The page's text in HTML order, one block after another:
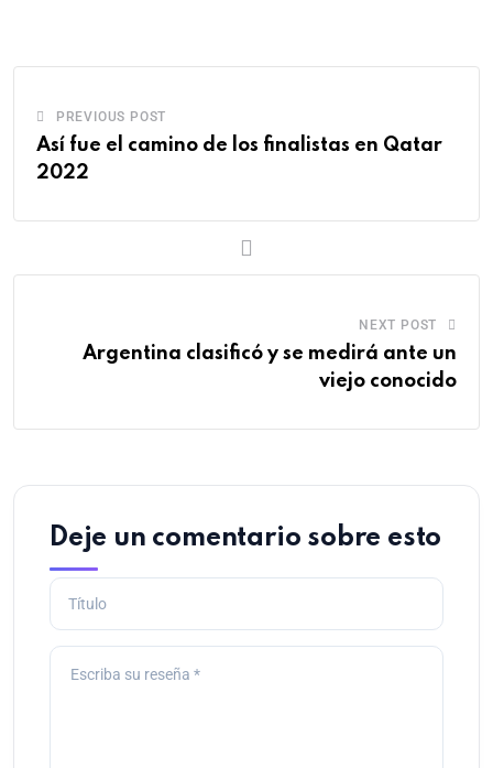
PREVIOUS POST
Así fue el camino de los finalistas en Qatar
2022
NEXT POST
Argentina clasificó y se medirá ante un
viejo conocido
Deje un comentario sobre esto